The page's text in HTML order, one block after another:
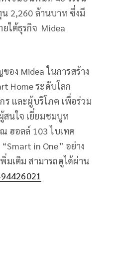
2,260 ล้านบาท ซึ่งมี
ใต้ธุรกิจ Midea
อง Midea ในการสร้าง
Home ระดับโลก
และผู้บริโภค เพื่อร่วม
นใจ เยี่ยมชมบูท
ฮอลล์ 103 ไบเทค
in One” อย่าง
มเติม สามารถดูได้ผ่าน